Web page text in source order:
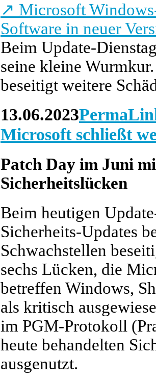
↗ Microsoft
Software in neuer
Beim Update-
seine kleine
beseitigt weitere
13.06.2023
Microsoft schließt
Patch Day im Juni
Sicherheitslücken
Beim heutigen
Sicherheits-Updates
Schwachstellen
sechs Lücken, die
betreffen Windows,
als kritisch
im PGM-Protokoll
heute behandelten
ausgenutzt.